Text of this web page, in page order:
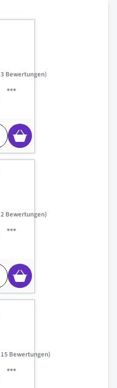
3 Bewertungen
2 Bewertungen
15 Bewertungen